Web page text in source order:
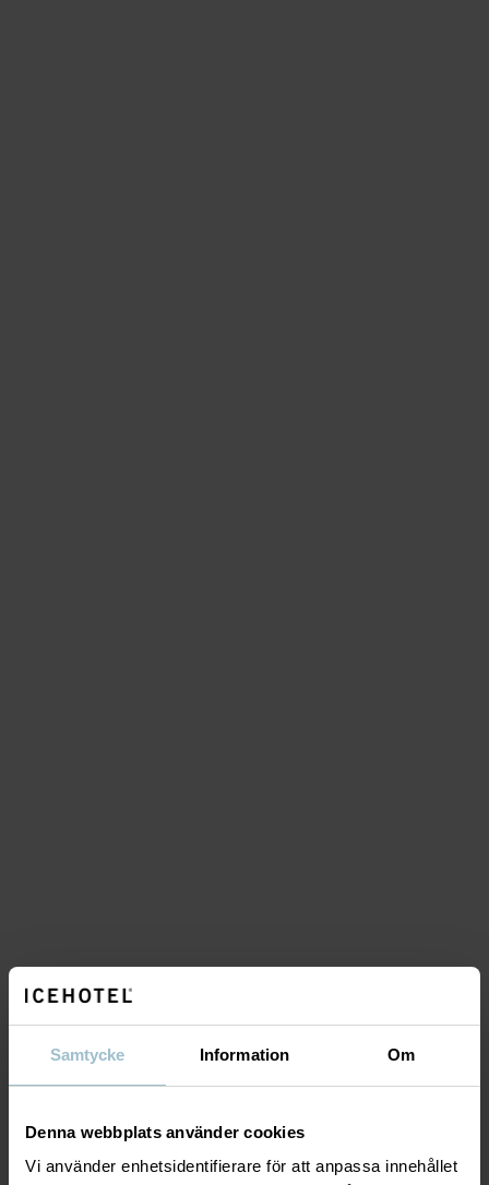
Samtycke Information Om
Denna webbplats använder cookies
Vi använder enhetsidentifierare för att anpassa innehållet